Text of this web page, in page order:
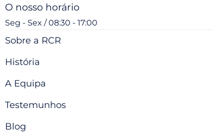
O nosso horário
Seg - Sex / 08:30 - 17:00
Sobre a RCR
História
A Equipa
Testemunhos
Blog